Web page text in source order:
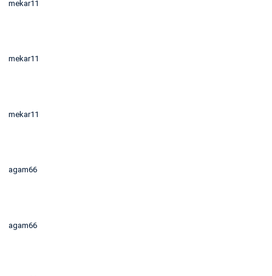
mekar11
mekar11
mekar11
agam66
agam66